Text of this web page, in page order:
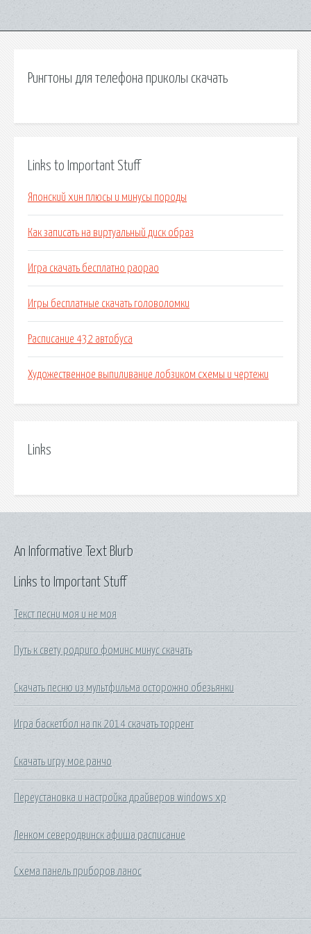
Рингтоны для телефона приколы скачать
Links to Important Stuff
Японский хин плюсы и минусы породы
Как записать на виртуальный диск образ
Игра скачать бесплатно paopao
Игры бесплатные скачать головоломки
Расписание 432 автобуса
Художественное выпиливание лобзиком схемы и чертежи
Links
Links to Important Stuff
Текст песни моя и не моя
Путь к свету родриго фоминс минус скачать
Скачать песню из мультфильма осторожно обезьянки
Игра баскетбол на пк 2014 скачать торрент
Скачать игру мое ранчо
Переустановка и настройка драйверов windows xp
Ленком северодвинск афиша расписание
Схема панель приборов ланос
An Informative Text Blurb